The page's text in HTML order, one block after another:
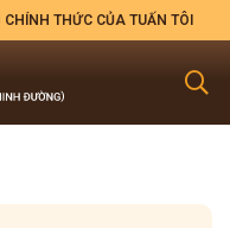
THỨC CỦA TUẤN TÔI